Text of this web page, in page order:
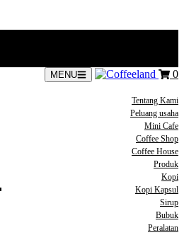
MENU 0
Tentang Kami
Peluang usaha
Mini Cafe
Coffee Shop
Coffee House
Produk
Kopi
Kopi Kapsul
Sirup
Bubuk
Peralatan